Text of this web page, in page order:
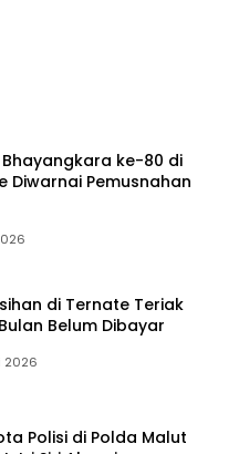
Bhayangkara ke-80 di
Diwarnai Pemusnahan
di Ternate Teriak
Belum Dibayar
2026
Polisi di Polda Malut